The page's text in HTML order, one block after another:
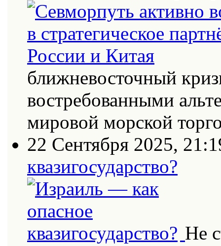
ближневосточный
востребованными
мировой морской
22 Сентября 2025,
квазигосударство?
Не